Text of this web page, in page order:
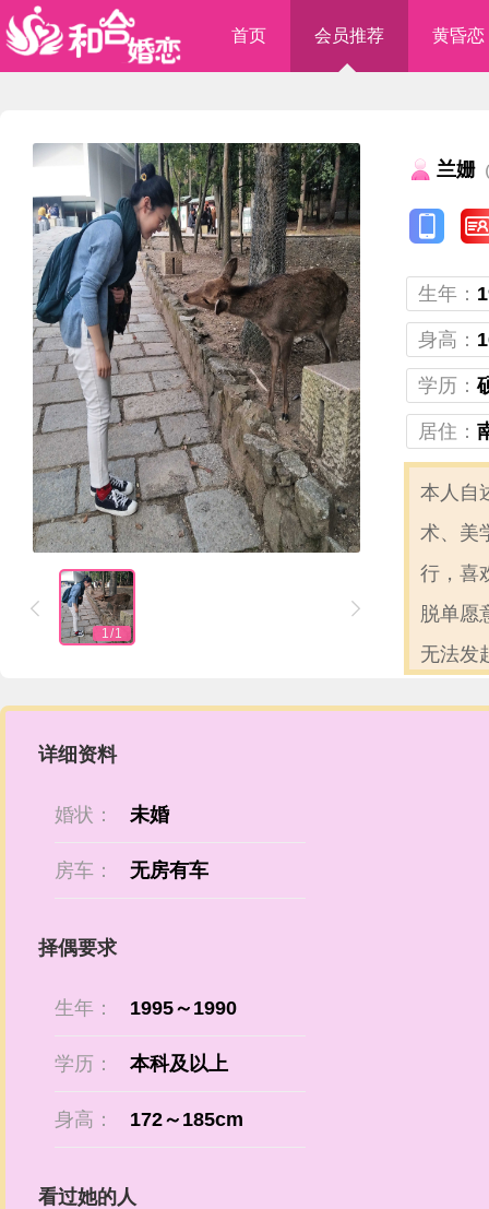
首页 会员推荐 黄昏恋

1/1

兰姗
生年：
身高：
学历：
居住：
本人自
术、美
行，喜
脱单愿
无法发
详细资料
婚状： 未婚
房车： 无房有车
择偶要求
生年： 1995～1990
学历： 本科及以上
身高： 172～185cm
看过她的人